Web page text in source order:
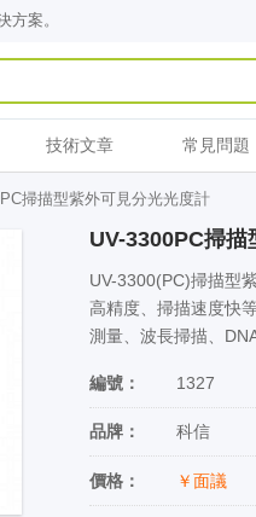
方案。
技術文章 常見問題
掃描型紫外可見分光光度計
UV-3300PC掃
UV-3300(PC)掃描型
高精度、掃描速度快
測量、波長掃描、
編號： 1327
品牌： 科信
價格： ￥面議